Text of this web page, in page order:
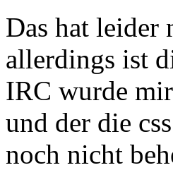
Das hat leider
allerdings ist
IRC wurde
und der die
noch nicht